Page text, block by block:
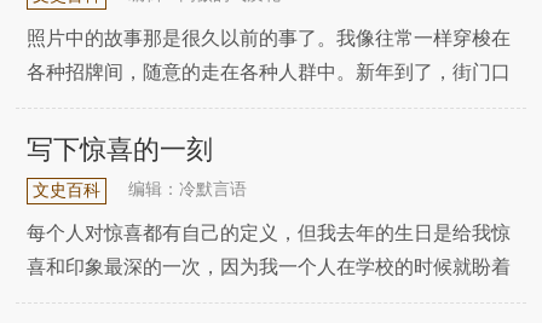
照片中的故事那是很久以前的事了。我像往常一样穿梭在
各种招牌间，随意的走在各种人群中。新年到了，街门口
挂着大红灯笼。人们在街上抢着买年货，我却在一条悠闲
的街上，此时显得格格不入，因为我不需要准备年货，我
只要快乐的孩子。下雨了。我总是习惯性的看那些照片，
蜷缩在窗台的台阶上，看着下雨的世界仿佛这一刻寂静属
写下惊喜的一刻
文史百科 编辑：冷默言语
每个人对惊喜都有自己的定义，但我去年的生日是给我惊
喜和印象最深的一次，因为我一个人在学校的时候就盼着
回家，父母能给我过生日。平时因为他们很少给我过生